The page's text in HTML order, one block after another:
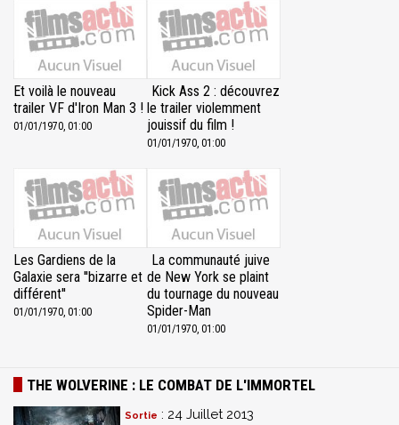
Et voilà le nouveau
trailer VF d'Iron Man 3 !
01/01/1970, 01:00
Kick Ass 2 : découvrez
le trailer violemment
jouissif du film !
01/01/1970, 01:00
Les Gardiens de la
Galaxie sera ''bizarre et
différent''
01/01/1970, 01:00
La communauté juive
de New York se plaint
du tournage du nouveau
Spider-Man
01/01/1970, 01:00
THE WOLVERINE : LE COMBAT DE L'IMMORTEL
Sortie : 24 Juillet 2013